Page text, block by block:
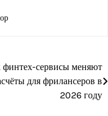
финтех-сервисы меняют
для фрилансеров в
2026 году